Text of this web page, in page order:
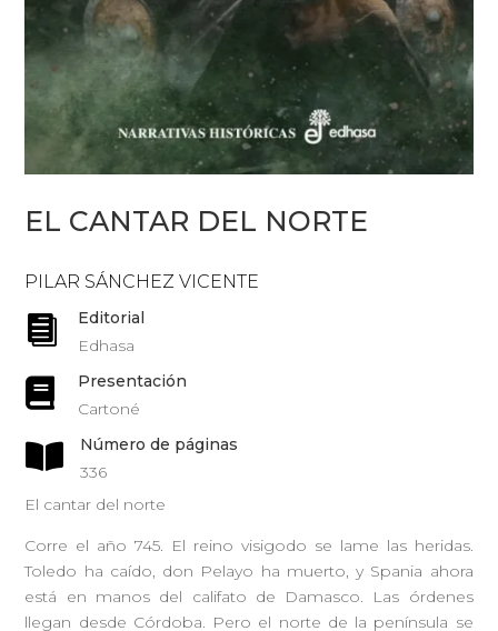
EL CANTAR DEL NORTE
PILAR SÁNCHEZ VICENTE

Editorial
Edhasa

Presentación
Cartoné

Número de páginas
336
El cantar del norte
Corre el año 745. El reino visigodo se lame las heridas.
Toledo ha caído, don Pelayo ha muerto, y Spania ahora
está en manos del califato de Damasco. Las órdenes
llegan desde Córdoba. Pero el norte de la península se